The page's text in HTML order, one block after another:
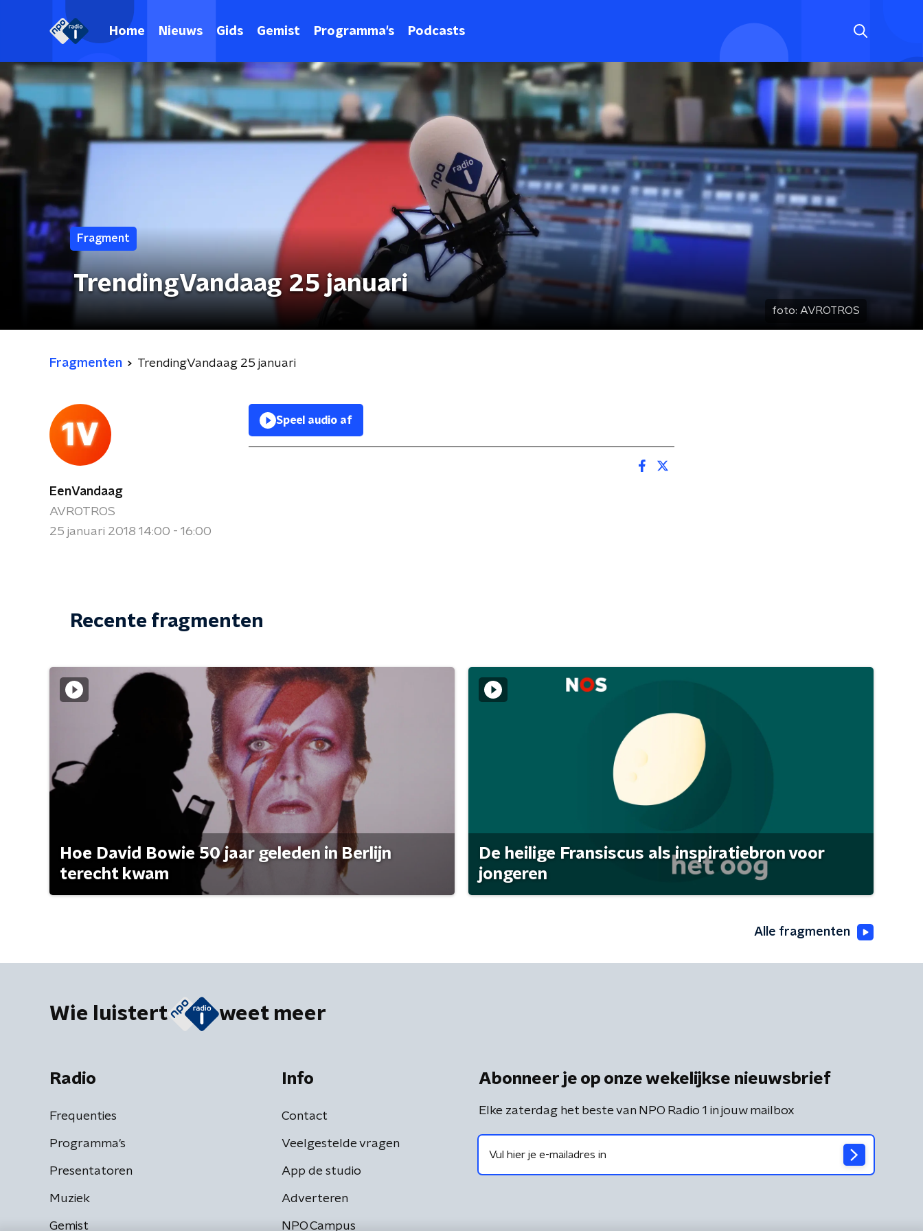
Home Nieuws Gids Gemist Programma's Podcasts
Fragment
TrendingVandaag 25 januari
foto: AVROTROS
Fragmenten TrendingVandaag 25 januari
EenVandaag
AVROTROS
25 januari 2018 14:00 - 16:00
Speel audio af
Recente fragmenten
Hoe David Bowie 50 jaar geleden in Berlijn
terecht kwam
De heilige Fransiscus als inspiratiebron voor
jongeren
Alle fragmenten
Wie luistert weet meer
Radio
Frequenties
Programma's
Presentatoren
Muziek
Gemist
Info
Contact
Veelgestelde vragen
App de studio
Adverteren
NPO Campus
Abonneer je op onze wekelijkse nieuwsbrief
Elke zaterdag het beste van NPO Radio 1 in jouw mailbox